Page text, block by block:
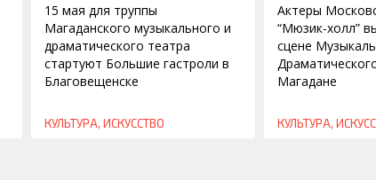
15 мая для труппы
Магаданского музыкального и
драматического театра
стартуют Большие гастроли в
Благовещенске
КУЛЬТУРА, ИСКУССТВО
Актеры
“Мюзик-холл”
сцене
Магадане
КУЛЬТУРА,